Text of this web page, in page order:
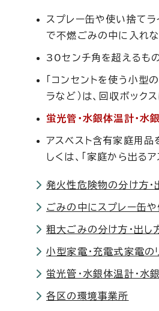
スプレー缶や使い捨てラ
で不燃ごみの中に入れな
30センチ角を超えるも
「コンセントを使う小
ラなど）は、回収ボック
蛍光管・水銀体温計・水
アスベスト含有家庭用
しくは、「家庭から出る
発火性危険物の分け方・
ごみの中にスプレー缶
粗大ごみの分け方・出し
小型家電・充電式家電の
蛍光管・水銀体温計・水
各区の環境事業所